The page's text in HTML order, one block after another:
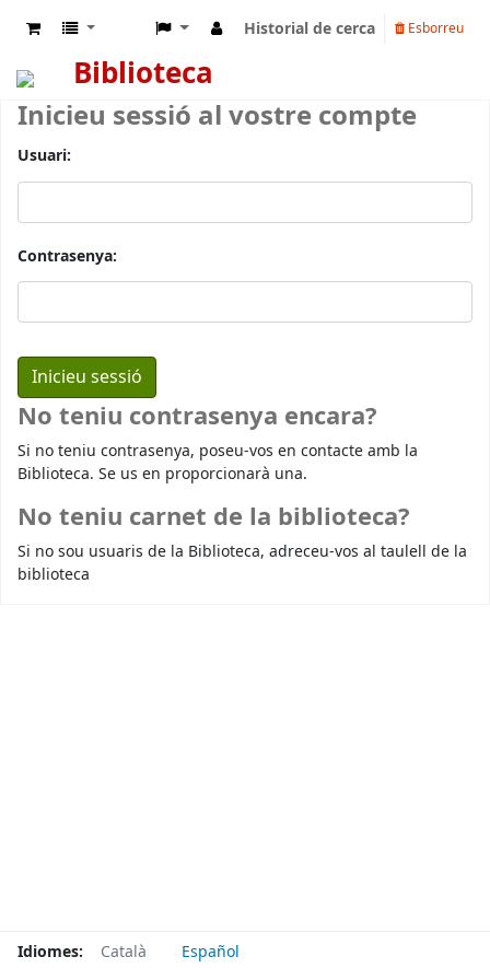
Historial de cerca Esborreu
Biblioteca
Inicieu sessió al vostre compte
Usuari:
Contrasenya:
No teniu contrasenya encara?
Si no teniu contrasenya, poseu-vos en contacte amb la
Biblioteca. Se us en proporcionarà una.
No teniu carnet de la biblioteca?
Si no sou usuaris de la Biblioteca, adreceu-vos al taulell de la
biblioteca
Idiomes: Català Español